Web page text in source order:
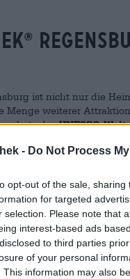
- Do Not Process
opt-out of the sale,
for targeted
selection. Please note that
interest-based ads
to third parties
of your personal
This information may also
®
ist nicht nur die
Menge weiterer
desUNESCO-
im Südosten
Domspatzen“ eine
die Steinerne Brücke,
auch eine
hier liebevoll
Stadt mit der lockeren,
im Sommer
findet sich
die richtige Stadt